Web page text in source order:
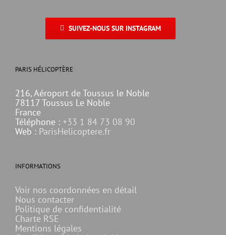
SUIVEZ-NOUS SUR INSTAGRAM
PARIS HÉLICOPTÈRE
216, Aéroport de Toussus le Noble
78117 Toussus Le Noble
France
Téléphone : +33 1 84 73 08 90
Web : ParisHelicoptere.fr
INFORMATIONS
Voir nos coordonnées en détail
Nous contacter
Politique de confidentialité
Charte RSE
Mentions légales